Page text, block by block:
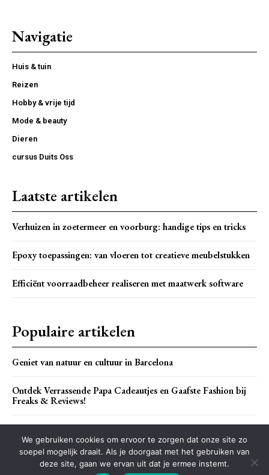
Navigatie
Huis & tuin
Reizen
Hobby & vrije tijd
Mode & beauty
Dieren
cursus Duits Oss
Laatste artikelen
Verhuizen in zoetermeer en voorburg: handige tips en tricks
Epoxy toepassingen: van vloeren tot creatieve meubelstukken
Efficiënt voorraadbeheer realiseren met maatwerk software
Populaire artikelen
Geniet van natuur en cultuur in Barcelona
Ontdek Verrassende Papa Cadeautjes en Gaafste Fashion bij
Freaks & Reviews!
We gebruiken cookies om ervoor te zorgen dat onze site zo
soepel mogelijk draait. Als je doorgaat met het gebruiken van
deze site, gaan we ervan uit dat je ermee instemt.